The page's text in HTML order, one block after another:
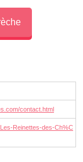
contact.html
Reinettes-des-Ch%C